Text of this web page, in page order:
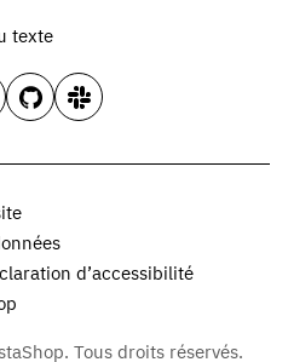
texte
d’accessibilité
Tous droits réservés.